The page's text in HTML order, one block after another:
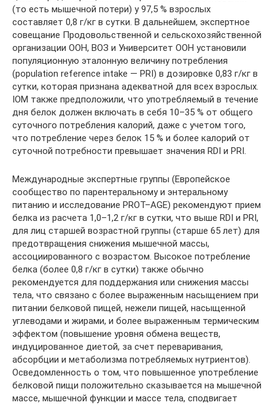
(то есть мышечной потери) у 97,5 % взрослых
составляет 0,8 г/кг в сутки. В дальнейшем, экспертное
совещание Продовольственной и сельскохозяйственной
организации ООН, ВОЗ и Университет ООН установили
популяционную эталонную величину потребления
(population reference intake — PRI) в дозировке 0,83 г/кг в
сутки, которая признана адекватной для всех взрослых.
IOM также предположили, что употребляемый в течение
дня белок должен включать в себя 10–35 % от общего
суточного потребления калорий, даже с учетом того,
что потребление через белок 15 % и более калорий от
суточной потребности превышает значения RDI и PRI.
Международные экспертные группы (Европейское
сообщество по парентеральному и энтеральному
питанию и исследование PROT–AGE) рекомендуют прием
белка из расчета 1,0–1,2 г/кг в сутки, что выше RDI и PRI,
для лиц старшей возрастной группы (старше 65 лет) для
предотвращения снижения мышечной массы,
ассоциированного с возрастом. Высокое потребление
белка (более 0,8 г/кг в сутки) также обычно
рекомендуется для поддержания или снижения массы
тела, что связано с более выраженным насыщением при
питании белковой пищей, нежели пищей, насыщенной
углеводами и жирами, и более выраженным термическим
эффектом (повышение уровня обмена веществ,
индуцированное диетой, за счет переваривания,
абсорбции и метаболизма потребляемых нутриентов).
Осведомленность о том, что повышенное употребление
белковой пищи положительно сказывается на мышечной
массе, мышечной функции и массе тела, сподвигает